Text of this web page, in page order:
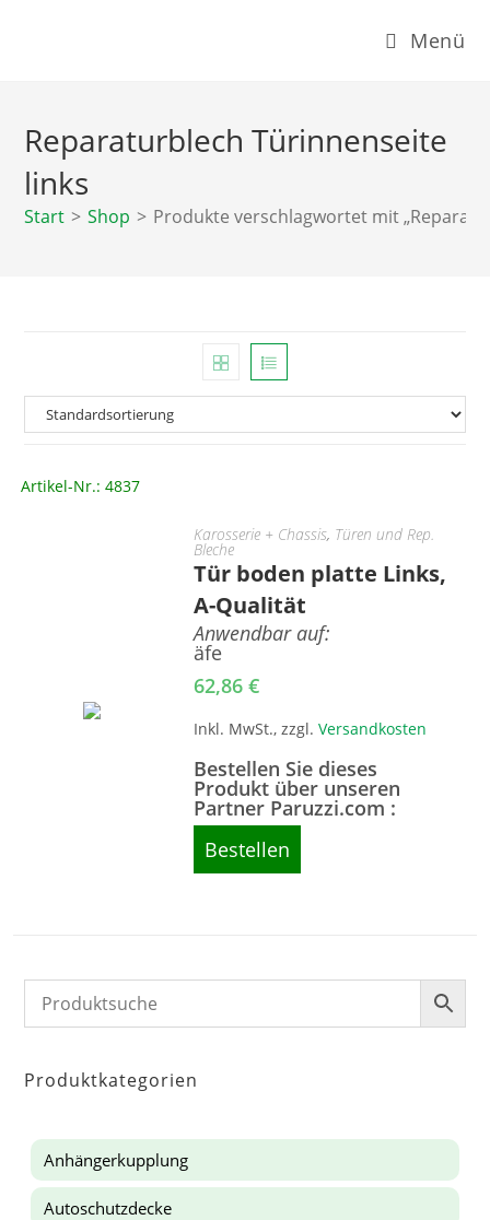
Menü
Reparaturblech Türinnenseite
links
Start > Shop > Produkte verschlagwortet mit
Artikel-Nr.: 4837
Karosserie + Chassis, Türen und Rep.
Bleche
Tür boden platte Links,
A-Qualität
Anwendbar auf:
äfe
62,86€
Inkl. MwSt., zzgl.Versandkosten
Bestellen Sie dieses
Produkt über unseren
Partner Paruzzi.com :
Bestellen
Produktkategorien
Anhängerkupplung
Autoschutzdecke